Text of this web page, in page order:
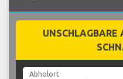
Abholort